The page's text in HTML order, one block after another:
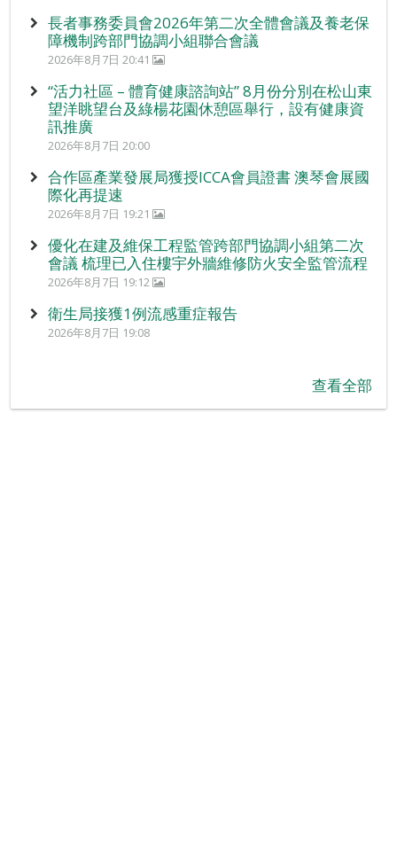
長者事務委員會2026年第二次全體會議及養老保
障機制跨部門協調小組聯合會議
2026年8月7日 20:41
“活力社區 – 體育健康諮詢站” 8月份分別在松山東
望洋眺望台及綠楊花園休憩區舉行，設有健康資
訊推廣
2026年8月7日 20:00
合作區產業發展局獲授ICCA會員證書 澳琴會展國
際化再提速
2026年8月7日 19:21
優化在建及維保工程監管跨部門協調小組第二次
會議 梳理已入住樓宇外牆維修防火安全監管流程
2026年8月7日 19:12
衛生局接獲1例流感重症報告
2026年8月7日 19:08
查看全部